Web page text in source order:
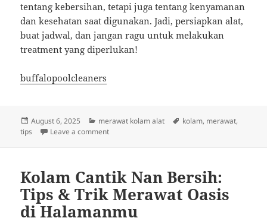
tentang kebersihan, tetapi juga tentang kenyamanan
dan kesehatan saat digunakan. Jadi, persiapkan alat,
buat jadwal, dan jangan ragu untuk melakukan
treatment yang diperlukan!
buffalopoolcleaners
Posted
on
August 6, 2025 Categories
merawat kolam alat Tags
kolam, merawat,
tips
Leave a commenton Kolam Renang Bersih dan Cerah: Tips, Alat,
Kolam Cantik Nan Bersih:
Tips & Trik Merawat Oasis
di Halamanmu